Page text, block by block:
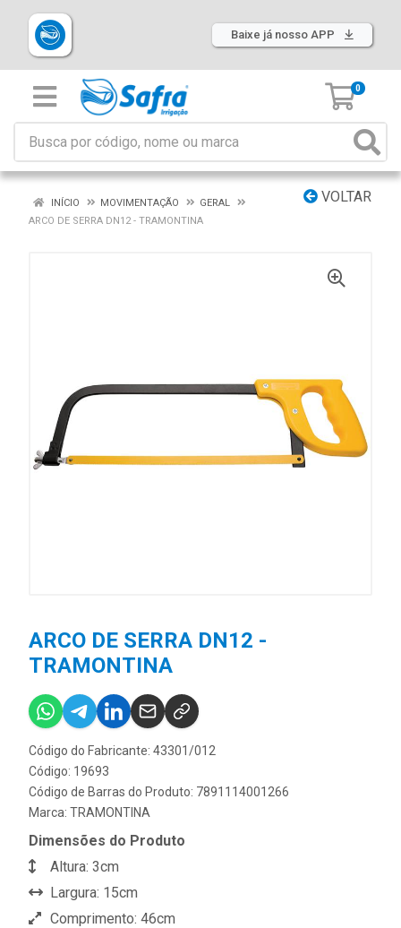
Baixe já nosso APP
0
VOLTAR
INÍCIO MOVIMENTAÇÃO
GERAL
ARCO DE SERRA DN12 - TRAMONTINA
ARCO DE SERRA DN12 -
TRAMONTINA
Código do Fabricante: 43301/012
Código: 19693
Código de Barras do Produto: 7891114001266
Marca: TRAMONTINA
Dimensões do Produto
Altura: 3cm
Largura: 15cm
Comprimento: 46cm